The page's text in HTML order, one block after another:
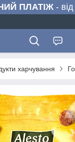
ПЛАТІЖ- від
харчування